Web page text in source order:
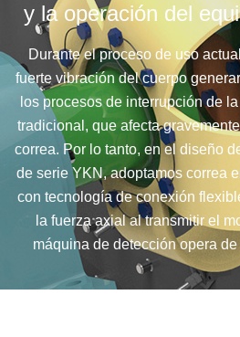
y la operación del
Durante el proceso de uso
fuerte vibración del cuerpo
los procesos de interrupción de
tradicional, que afecta
correa. Por lo tanto, en el diseño
de serie YKN, adoptamos correa
con tecnología de conexión
la fuerza axial al transmitir el
máquina de detección opera